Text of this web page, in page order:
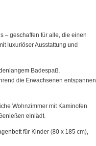
– geschaffen für alle, die einen
luxuriöser Ausstattung und
Badespaß,
die Erwachsenen entspannen
Wohnzimmer mit Kaminofen
einlädt.
für Kinder (80 x 185 cm),